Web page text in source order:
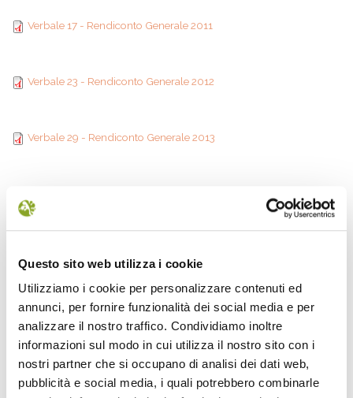
Questo sito web utilizza i cookie
Utilizziamo i cookie per personalizzare contenuti ed
annunci, per fornire funzionalità dei social media e per
analizzare il nostro traffico. Condividiamo inoltre
informazioni sul modo in cui utilizza il nostro sito con i
nostri partner che si occupano di analisi dei dati web,
pubblicità e social media, i quali potrebbero combinarle
2010
Verbale 17 -
2011
Verbale 17 - Rendiconto Generale 2011
Verbale 23 -
2012
Verbale 23 - Rendiconto Generale 2012
Verbale 29 -
2013
Verbale 29 - Rendiconto Generale 2013
Verbale 4 - Rendiconto
Generale 2014
Verbale 13 -
Rendiconto Generale
2015ENTE PARCO
AMMINISTRAZIONE TRASPARENTE
DISPOSIZIONI GENERALI